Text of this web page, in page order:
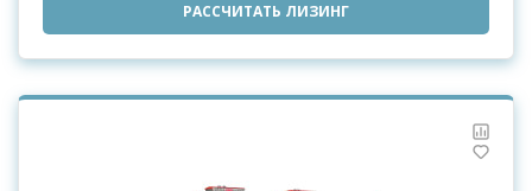
РАССЧИТАТЬ ЛИЗИНГ